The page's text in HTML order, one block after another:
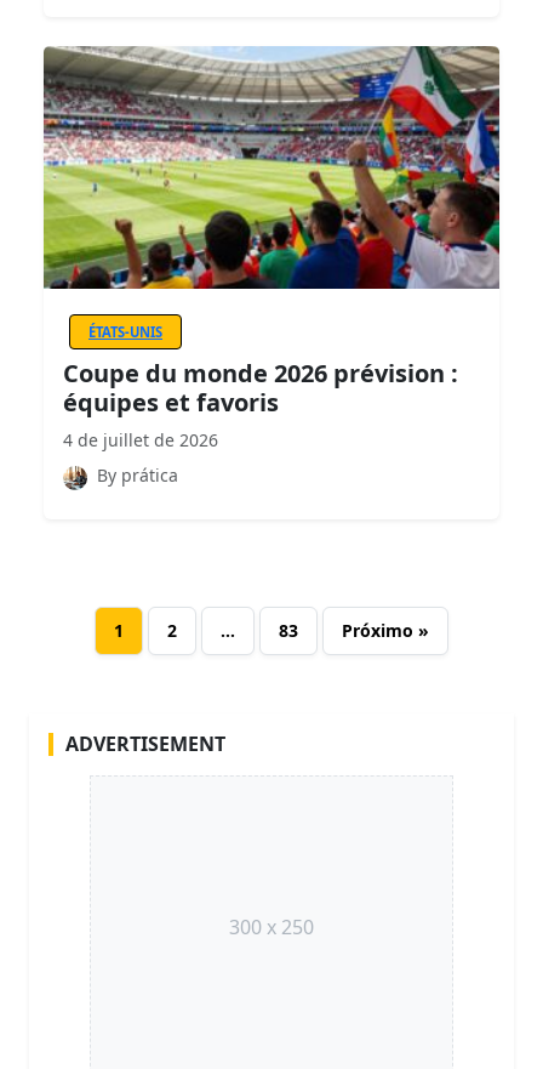
ÉTATS-UNIS
Coupe du monde 2026 prévision :
équipes et favoris
4 de juillet de 2026
By prática
1 2 … 83 Próximo »
ADVERTISEMENT
300 x 250